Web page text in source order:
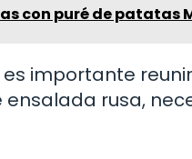
con puré de patatas
importante
rusa,